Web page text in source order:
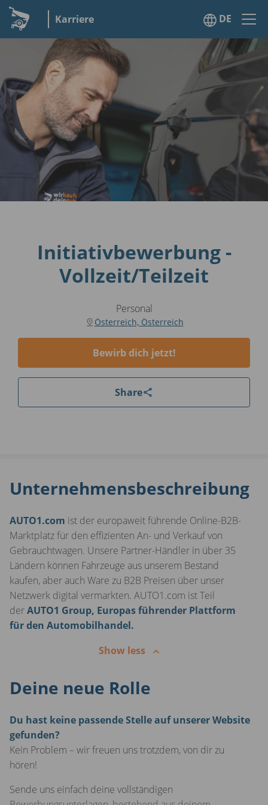
Karriere DE
Initiativbewerbung -
Vollzeit/Teilzeit
Personal
Österreich, Österreich
Bewirb dich jetzt!
Share
Unternehmensbeschreibung
AUTO1.com ist der europaweit führende Online-B2B-
Marktplatz für den effizienten An- und Verkauf von
Gebrauchtwagen. Unsere Partner-Händler in über 35
Ländern können Fahrzeuge aus unserem Bestand
kaufen, aber auch Ware zu B2B Preisen über unser
Netzwerk digital vermarkten. AUTO1.com ist Teil
derAUTO1 Group, Europas führender Plattform
für den Automobilhandel.
Show less
Deine neue Rolle
Du hast keine passende Stelle auf unserer Website
gefunden?
Kein Problem – wir freuen uns trotzdem, von dir zu
hören!
Sende uns einfach deine vollständigen